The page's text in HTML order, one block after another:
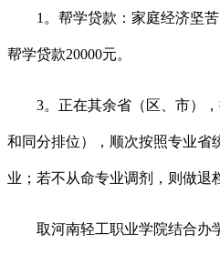
1。帮学贷款：家庭经济坚苦
帮学贷款20000元。
3。正在其余省（区、市），
和同分排位），顺次按照专业省
业；若不从命专业调剂，则做退
取河南轻工职业学院结合办学